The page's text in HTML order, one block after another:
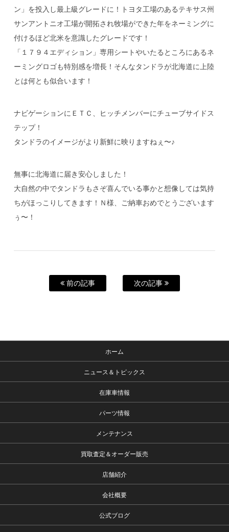
ン」を投入し最上級グレードに！トヨタ工場のあるテキサス州
サンアントニオ工場が開拓され牧場ができた年をネーミングに
付けるほど北米を意識したグレードです！
「１７９４エディション」専用シートやいたるところにあるネ
ーミングロゴも特別感を増長！そんなタンドラが北海道に上陸
とは何とも似合います！
ナビゲーションにＥＴＣ、ヒッチメンバーにチューブサイドス
テップ！
タンドラのイメージがより新鮮に映りますねぇ〜♪
無事に北海道に届き安心しました！
大自然の中でタンドラもさぞ喜んでいる事かと想像しては気持
ちがほっこりしてきます！Ｎ様、ご納車おめでとうございます
ぅ〜！
前の記事 次の記事
ホーム
ニュース＆トピックス
在庫車情報
パーツ情報
メンテナンス
買取査定＆オーダー販売
店舗紹介
会社概要
公式ブログ